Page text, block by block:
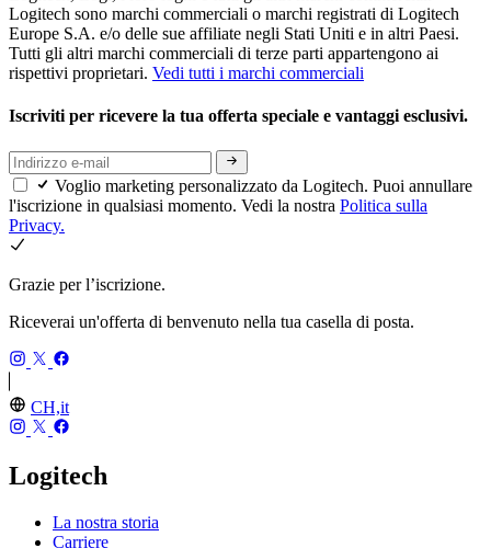
Logitech sono marchi commerciali o marchi registrati di Logitech
Europe S.A. e/o delle sue affiliate negli Stati Uniti e in altri Paesi.
Tutti gli altri marchi commerciali di terze parti appartengono ai
rispettivi proprietari. Vedi tutti i marchi commerciali
Iscriviti per ricevere la tua offerta speciale e vantaggi esclusivi.
Voglio marketing personalizzato da Logitech. Puoi annullare
l'iscrizione in qualsiasi momento. Vedi la nostra Politica sulla
Privacy.
Grazie per l’iscrizione.
Riceverai un'offerta di benvenuto nella tua casella di posta.
CH,it
Logitech
La nostra storia
Carriere